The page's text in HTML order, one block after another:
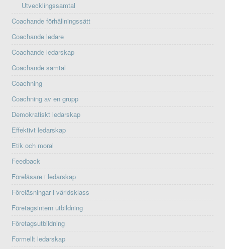
Utvecklingssamtal
Coachande förhållningssätt
Coachande ledare
Coachande ledarskap
Coachande samtal
Coachning
Coachning av en grupp
Demokratiskt ledarskap
Effektivt ledarskap
Etik och moral
Feedback
Föreläsare i ledarskap
Föreläsningar i världsklass
Företagsintern utbildning
Företagsutbildning
Formellt ledarskap